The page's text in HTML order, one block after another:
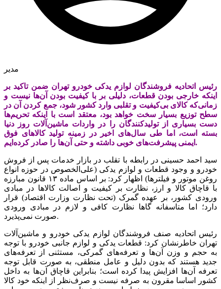
مدیر
رئیس اتحادیه فروشندگان لوازم یدکی خودرو تهران ضمن تاکید بر
اینکه خارجی بودن قطعات، دلیلی بر با کیفیت بودن آن‌ها نیست و
زمانی‌که کالای بی‌کیفیت و تقلبی وارد کشور شود، جمع کردن آن در
سطح توزیع بسیار سخت خواهد بود، معتقد است با اینکه تحریم‌ها
دست بسیاری از تولیدکنندگان را در واردات ماشین‌آلات روز دنیا
بسته است، اما طی سال‌های اخیر در زمینه تولید کالاهای فوق
ایمنی پیشرفت‌های خوبی داشته‌ و حتی آن‌ها را صادر کرده‌ایم.
سید احمد حسینی در رابطه با تقلب‌ در بازار خدمات پس از فروش
خودرو و وجود قطعات و لوازم یدکی (علی‌الخصوص در حوزه انواع
روغن موتور و فیلترها) اظهار کرد: بر اساس ماده ۱۳ قانون مبارزه
با قاچاق کالا و ارز، نظارت بر کیفیت و اصالت کالاها در مبادی
ورودی کشور، بر عهده گمرک (تحت نظارت وزارت اقتصاد) قرار
دارد؛ اما متاسفانه گاها نظارت کافی و لازم در مبادی ورودی
صورت نمی‌پذیرد.
رئیس اتحادیه صنف فروشندگان لوازم یدکی خودرو و ماشین‌آلات
تهران خاطرنشان کرد: قطعات یدکی و لوازم جانبی خودرو با توجه
به حجم و وزن آن‌ها و تعرفه‌های گمرکی، مستثنی از تعرفه‌های
جدید هستند که بدون دلیل و عامل منطقی، به صورت قابل توجه
تعرفه آن‌ها افزایش پیدا کرده‌ است؛ بنابراین قاچاق آن‌ها به داخل
کشور اساسا مقرون به صرفه نیست و صرف‌نظر از اینکه خود کالا